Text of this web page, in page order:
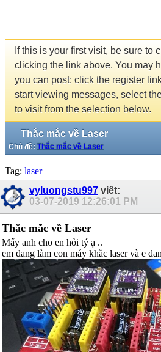
If this is your first visit, be sure to
clicking the link above. You may
you can post: click the register
start viewing messages, select
to visit from the selection below.
Thắc mắc về Laser
Chủ đề: Thắc mắc về Laser
Tag: laser
vyluongstu997 viết:
03-07-2019 12:26:01 PM
Thắc mắc về Laser
Mấy anh cho en hỏi tý ạ ..
em đang làm con máy khắc laser và e